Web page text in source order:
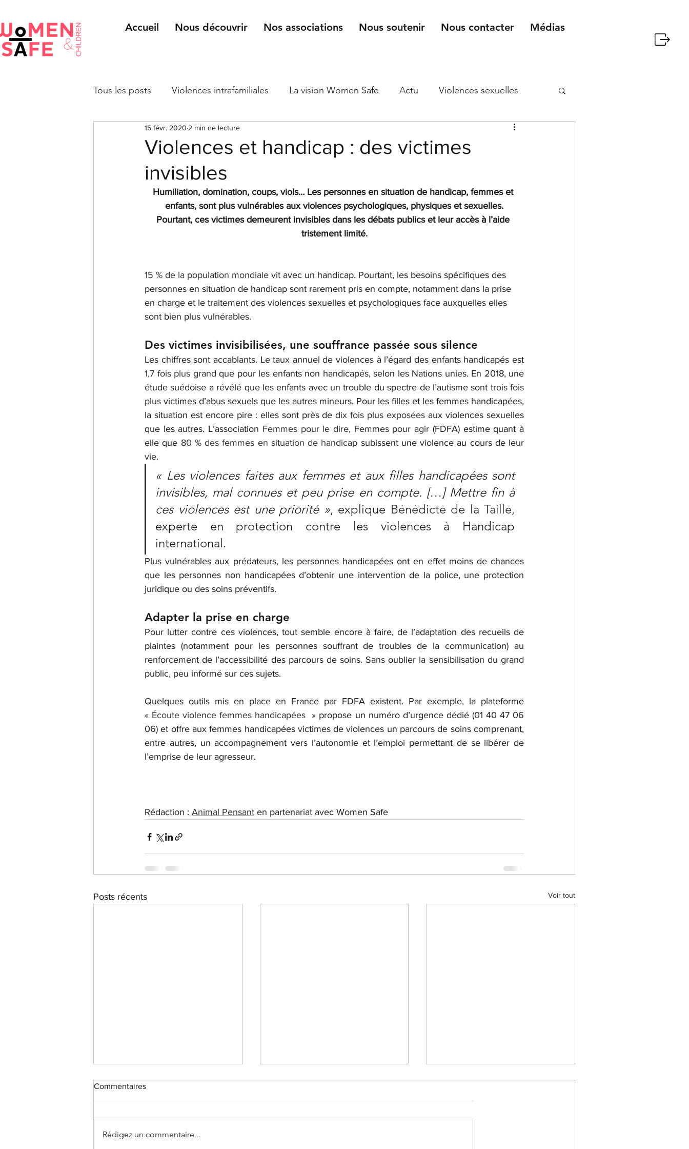
Accueil Nous découvrir Nos associations Nous soutenir Nous contacter Médias
Tous les posts Violences intrafamiliales La vision Women Safe Actu Violences sexuelles
Interview Lutte contre les violence
Violences et handicap : des victimes
invisibles
15 févr. 2020 2 min de lecture
Humiliation, domination, coups, viols… Les personnes en situation de handicap, femmes et
enfants, sont plus vulnérables aux violences psychologiques, physiques et sexuelles.
Pourtant, ces victimes demeurent invisibles dans les débats publics et leur accès à l’aide
tristement limité.
15 % de la population mondiale vit avec un handicap. Pourtant, les besoins spécifiques des
personnes en situation de handicap sont rarement pris en compte, notamment dans la prise
en charge et le traitement des violences sexuelles et psychologiques face auxquelles elles
sont bien plus vulnérables.
Des victimes invisibilisées, une souffrance passée sous silence
1,7 fois plus grand que pour les enfants non handicapés, selon les Nations unies. En 2018, une
étude suédoise a révélé que les enfants avec un trouble du spectre de l’autisme sont trois fois
plus victimes d’abus sexuels que les autres mineurs. Pour les filles et les femmes handicapées,
la situation est encore pire : elles sont près de dix fois plus exposées aux violences sexuelles
que les autres. L’association Femmes pour le dire, Femmes pour agir (FDFA) estime quant à
elle que 80 % des femmes en situation de handicap subissent une violence au cours de leur
vie.
« Les violences faites aux femmes et aux filles handicapées sont
invisibles, mal connues et peu prise en compte. […] Mettre fin à
ces violences est une priorité », explique Bénédicte de la Taille,
experte en protection contre les violences à Handicap
international.
Plus vulnérables aux prédateurs, les personnes handicapées ont en effet moins de chances
que les personnes non handicapées d’obtenir une intervention de la police, une protection
juridique ou des soins préventifs.
Adapter la prise en charge
Pour lutter contre ces violences, tout semble encore à faire, de l’adaptation des recueils de
plaintes (notamment pour les personnes souffrant de troubles de la communication) au
renforcement de l’accessibilité des parcours de soins. Sans oublier la sensibilisation du grand
public, peu informé sur ces sujets.
« Écoute violence femmes handicapées  » propose un numéro d’urgence dédié (01 40 47 06
06) et offre aux femmes handicapées victimes de violences un parcours de soins comprenant,
entre autres, un accompagnement vers l’autonomie et l’emploi permettant de se libérer de
l’emprise de leur agresseur.
Rédaction : Animal Pensant en partenariat avec Women Safe
Posts récents Voir tout
Commentaires
Rédigez un commentaire...